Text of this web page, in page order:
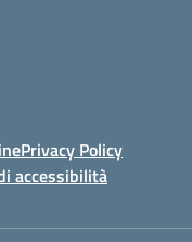
Privacy Policy
accessibilità